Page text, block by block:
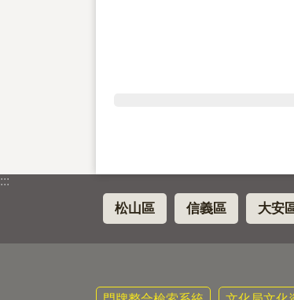
:::
松山區 信義區 大安